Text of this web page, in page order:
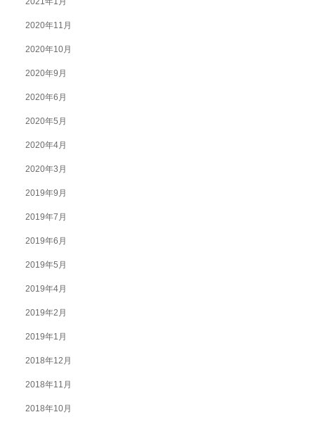
2020年11月
2020年10月
2020年9月
2020年6月
2020年5月
2020年4月
2020年3月
2019年9月
2019年7月
2019年6月
2019年5月
2019年4月
2019年2月
2019年1月
2018年12月
2018年11月
2018年10月